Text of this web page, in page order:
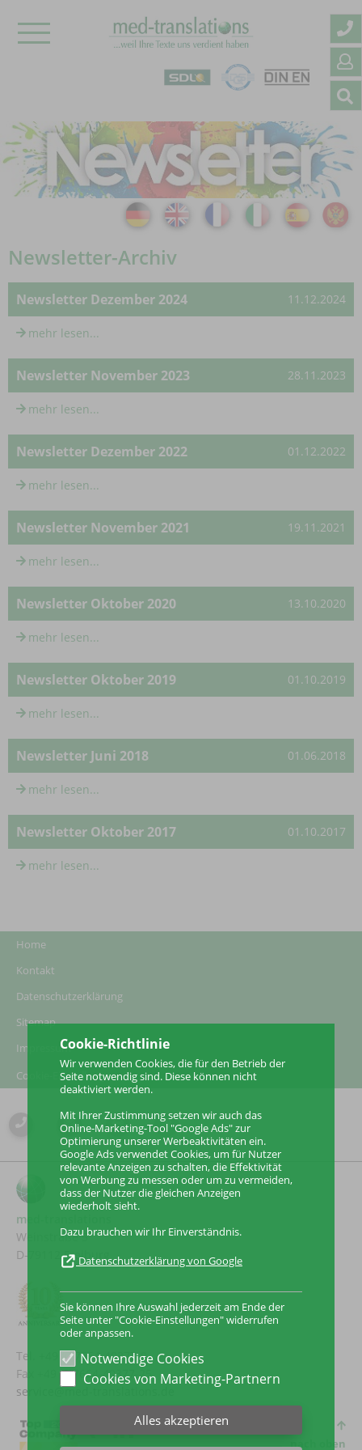
Newsletter-Archiv
Newsletter Dezember 2024 11.12.2024
mehr lesen...
Newsletter November 2023 28.11.2023
mehr lesen...
Newsletter Dezember 2022 01.12.2022
mehr lesen...
Newsletter November 2021 19.11.2021
mehr lesen...
Newsletter Oktober 2020 13.10.2020
mehr lesen...
Newsletter Oktober 2019 01.10.2019
mehr lesen...
Newsletter Juni 2018 01.06.2018
mehr lesen...
Newsletter Oktober 2017 01.10.2017
mehr lesen...
Home
Kontakt
Datenschutzerklärung
Sitemap
Impressum
Cookie-Einstellungen
med-translations
Weinstraße 5
D-79112 Freiburg
Tel. +49 (0)7664-40377-0
Fax +49 (0)7664-40377-25
service@med-translations.de
nach oben
Cookie-Richtlinie
Wir verwenden Cookies, die für den Betrieb der
Seite notwendig sind. Diese können nicht
deaktiviert werden.
Mit Ihrer Zustimmung setzen wir auch das
Online-Marketing-Tool "Google Ads" zur
Optimierung unserer Werbeaktivitäten ein.
Google Ads verwendet Cookies, um für Nutzer
relevante Anzeigen zu schalten, die Effektivität
von Werbung zu messen oder um zu vermeiden,
dass der Nutzer die gleichen Anzeigen
wiederholt sieht.
Dazu brauchen wir Ihr Einverständnis.
Datenschutzerklärung von Google
Sie können Ihre Auswahl jederzeit am Ende der
Seite unter "Cookie-Einstellungen" widerrufen
oder anpassen.
Notwendige Cookies
Cookies von Marketing-Partnern
Alles akzeptieren